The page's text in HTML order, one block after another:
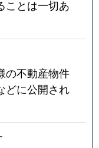
ことは一切あ
の不動産物件
どに公開され